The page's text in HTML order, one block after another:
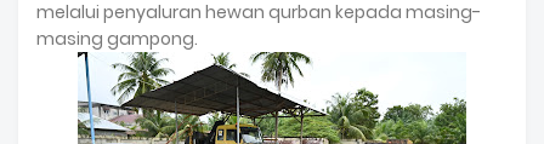
melalui penyaluran hewan qurban kepada masing-
masing gampong.